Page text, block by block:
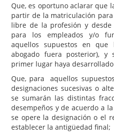
Que, es oportuno aclarar que
partir de la matriculación
libre de la profesión y desde
para los empleados y/o
aquellos supuestos en
abogado fuera posterior),
primer lugar haya
Que, para aquellos
designaciones sucesivas o
se sumarán las distintas
desempeños y de acuerdo a
se opere la designación o el
establecer la antigüedad final;